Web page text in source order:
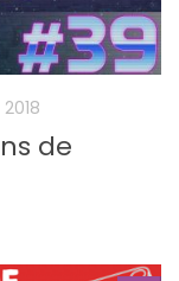
2018
de